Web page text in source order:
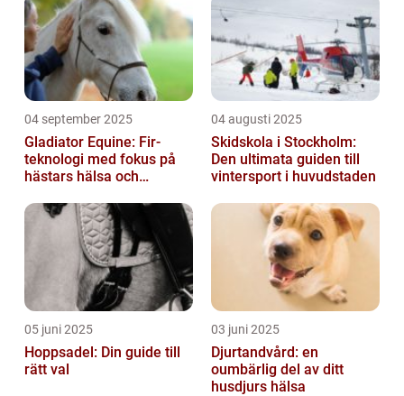
04 september 2025
Gladiator Equine: Fir-
teknologi med fokus på
hästars hälsa och
04 augusti 2025
Skidskola i Stockholm:
Den ultimata guiden till
vintersport i huvudstaden
05 juni 2025
Hoppsadel: Din guide till
rätt val
03 juni 2025
Djurtandvård: en
oumbärlig del av ditt
husdjurs hälsa